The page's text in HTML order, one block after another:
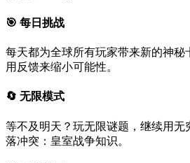
🎯 每日挑战
每天都为全球所有玩家带来新的神秘
用反馈来缩小可能性。
🔄 无限模式
等不及明天？玩无限谜题，继续用无
落冲突：皇室战争知识。